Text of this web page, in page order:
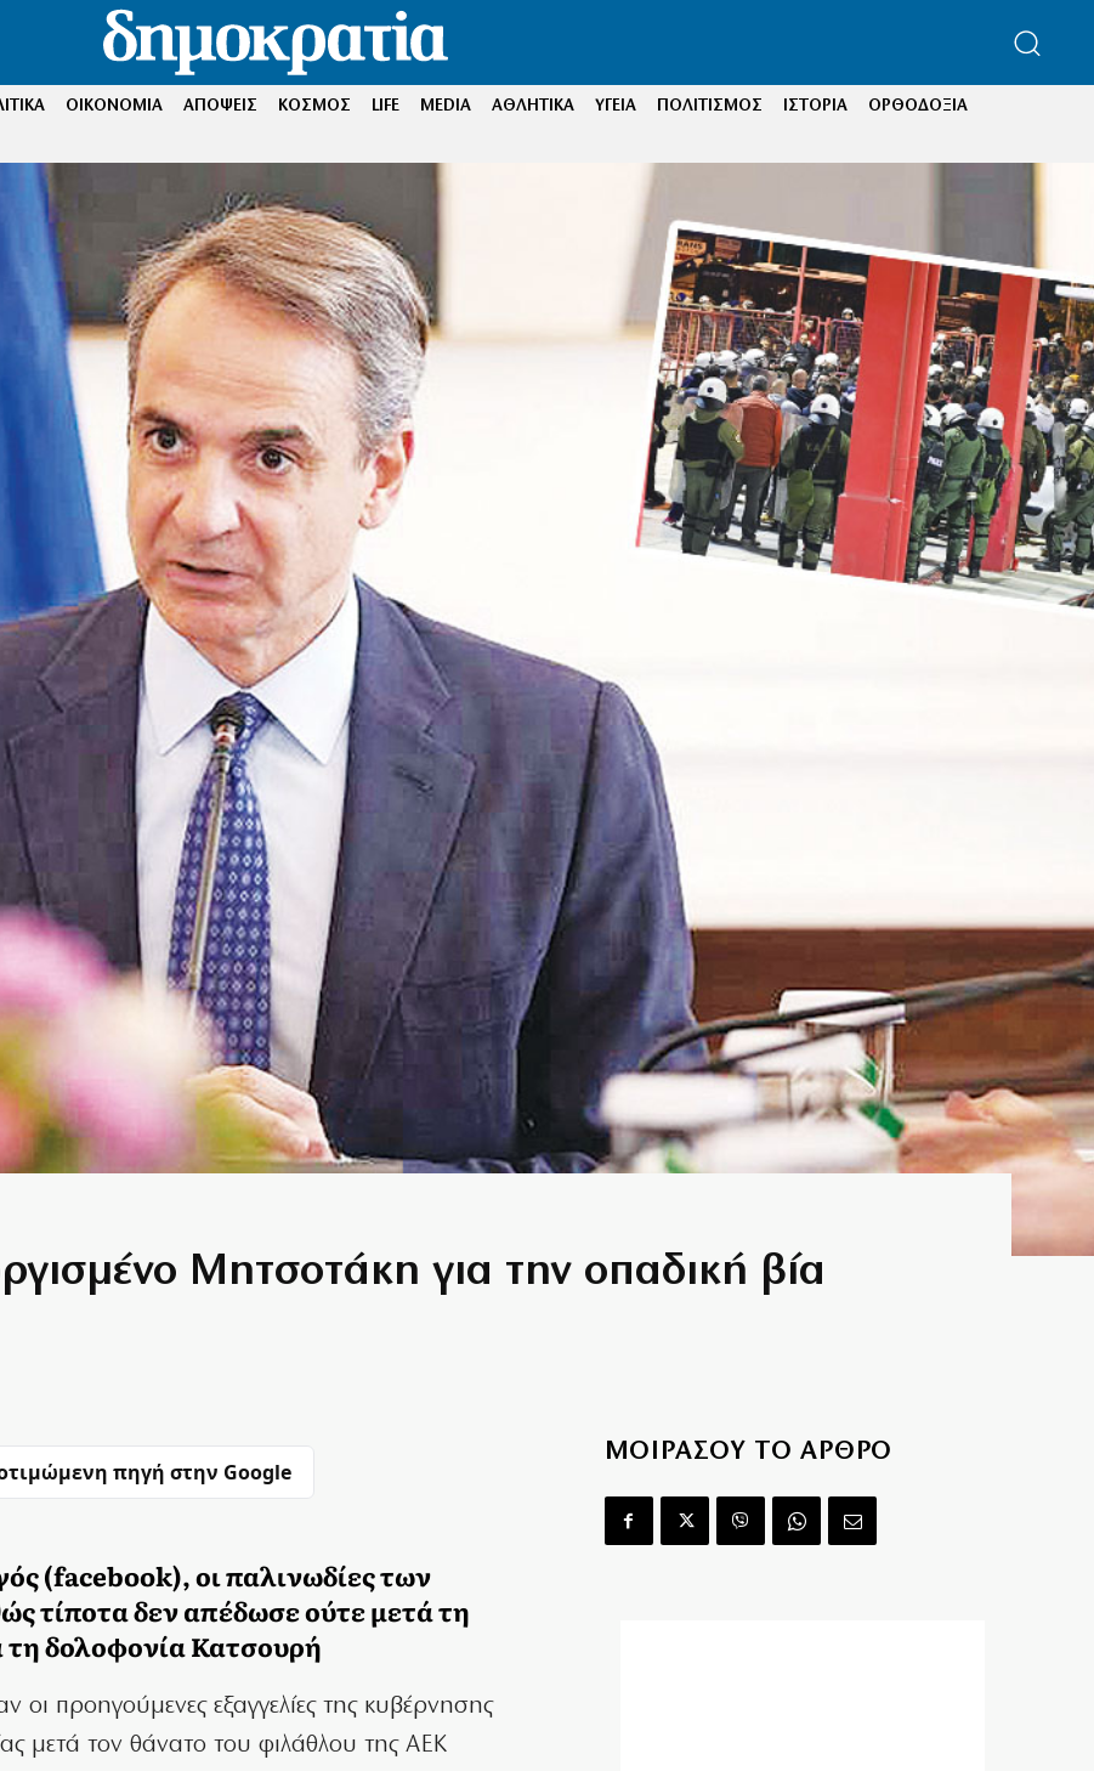
ΟΙΚΟΝΟΜΙΑ ΑΠΟΨΕΙΣ ΚΟΣΜΟΣ LIFE MEDIA ΑΘΛΗΤΙΚΑ ΥΓΕΙΑ ΠΟΛΙΤΙΣΜΟΣ ΙΣΤΟΡΙΑ
ΟΡΘΟΔΟΞΙΑ
Μητσοτάκη για την οπαδική βία
πηγή στην Google
(facebook), οι παλινωδίες των
τίποτα δεν απέδωσε ούτε μετά τη
δολοφονία Κατσουρή
οι προηγούμενες εξαγγελίες της κυβέρνησης
μετά τον θάνατο του φιλάθλου της ΑΕΚ
ΜΟΙΡΑΣΟΥ ΤΟ ΑΡΘΡΟ